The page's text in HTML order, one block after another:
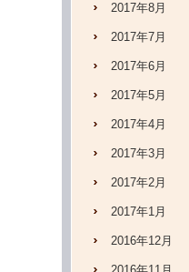
2017年8月
2017年7月
2017年6月
2017年5月
2017年4月
2017年3月
2017年2月
2017年1月
2016年12月